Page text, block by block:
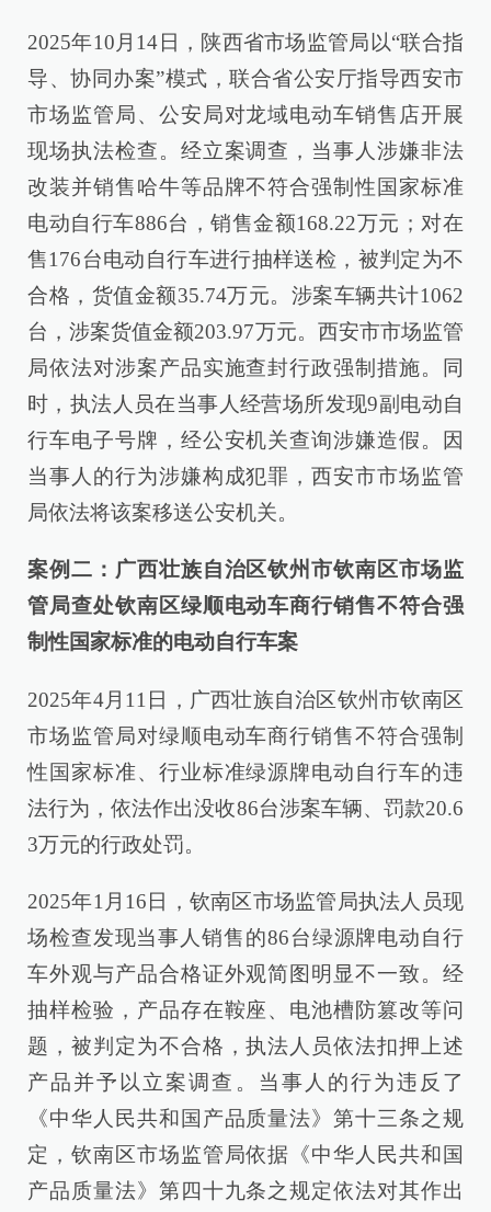
2025年10月14日，陕西省市场监管局以“联合指
导、协同办案”模式，联合省公安厅指导西安市
市场监管局、公安局对龙域电动车销售店开展
现场执法检查。经立案调查，当事人涉嫌非法
改装并销售哈牛等品牌不符合强制性国家标准
电动自行车886台，销售金额168.22万元；对在
售176台电动自行车进行抽样送检，被判定为不
合格，货值金额35.74万元。涉案车辆共计1062
台，涉案货值金额203.97万元。西安市市场监管
局依法对涉案产品实施查封行政强制措施。同
时，执法人员在当事人经营场所发现9副电动自
行车电子号牌，经公安机关查询涉嫌造假。因
当事人的行为涉嫌构成犯罪，西安市市场监管
局依法将该案移送公安机关。
案例二：广西壮族自治区钦州市钦南区市场监
管局查处钦南区绿顺电动车商行销售不符合强
制性国家标准的电动自行车案
2025年4月11日，广西壮族自治区钦州市钦南区
市场监管局对绿顺电动车商行销售不符合强制
性国家标准、行业标准绿源牌电动自行车的违
法行为，依法作出没收86台涉案车辆、罚款20.6
3万元的行政处罚。
2025年1月16日，钦南区市场监管局执法人员现
场检查发现当事人销售的86台绿源牌电动自行
车外观与产品合格证外观简图明显不一致。经
抽样检验，产品存在鞍座、电池槽防篡改等问
题，被判定为不合格，执法人员依法扣押上述
产品并予以立案调查。当事人的行为违反了
《中华人民共和国产品质量法》第十三条之规
定，钦南区市场监管局依据《中华人民共和国
产品质量法》第四十九条之规定依法对其作出